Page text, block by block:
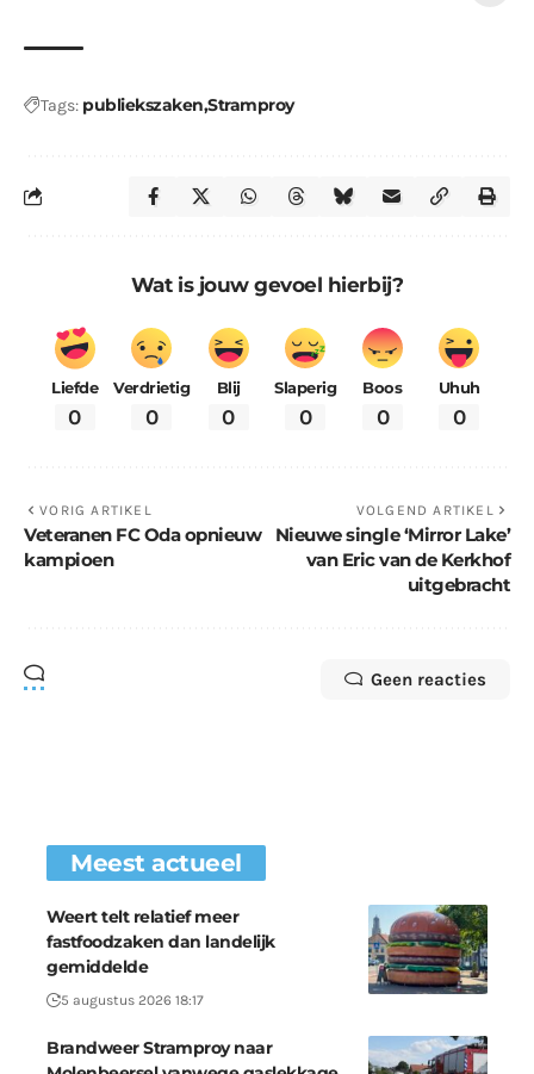
Tags: publiekszaken Stramproy
Wat is jouw gevoel hierbij?
Liefde
0
Verdrietig
0
Blij
0
Slaperig
0
Boos
0
Uhuh
0
VORIG ARTIKEL
Veteranen FC Oda opnieuw
kampioen
VOLGEND ARTIKEL
Nieuwe single ‘Mirror Lake’
van Eric van de Kerkhof
uitgebracht
Geen reacties
Meest actueel
Weert telt relatief meer
fastfoodzaken dan landelijk
gemiddelde
5 augustus 2026 18:17
Brandweer Stramproy naar